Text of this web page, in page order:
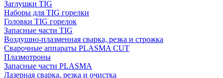
Заглушки TIG
Наборы для TIG горелки
Головки TIG горелок
Запасные части TIG
Воздушно-плазменная сварка, резка и строжка
Сварочные аппараты PLASMA CUT
Плазмотроны
Запасные части PLASMA
Лазерная сварка, резка и очистка